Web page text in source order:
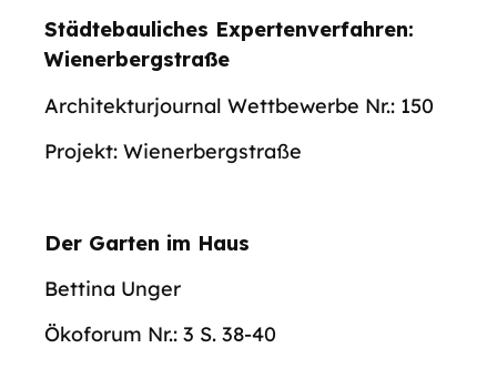
Städtebauliches Expertenverfahren:
Wienerbergstraße
Architekturjournal Wettbewerbe Nr.: 150
Projekt: Wienerbergstraße
Der Garten im Haus
Bettina Unger
Ökoforum Nr.: 3 S. 38-40